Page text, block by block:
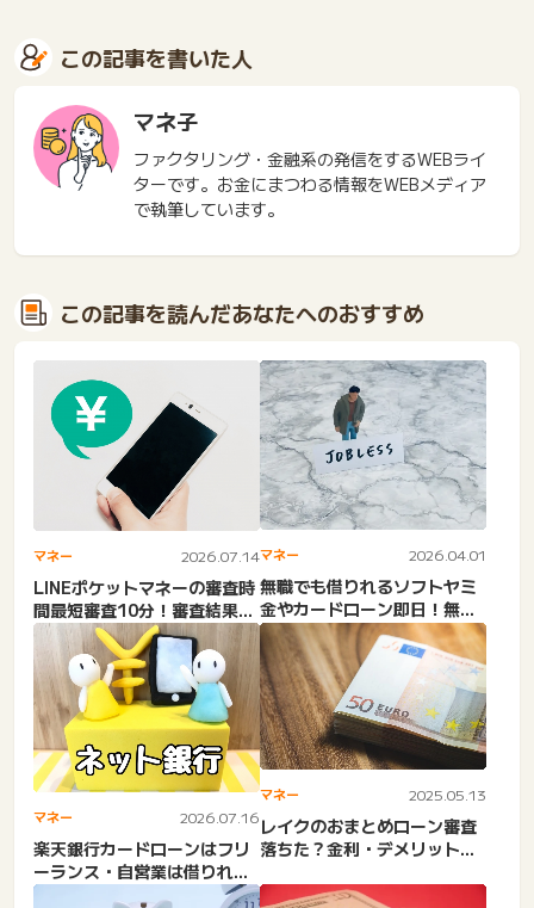
この記事を書いた人
マネ子
ファクタリング・金融系の発信をするWEBライ
ターです。お金にまつわる情報をWEBメディア
で執筆しています。
この記事を読んだあなたへのおすすめ
マネー 2026.07.14
LINEポケットマネーの審査時
間最短審査10分！審査結果来
ない理由は？土日・混...
マネー 2026.04.01
無職でも借りれるソフトヤミ
金やカードローン即日！無職
借り入れ激甘審査ファイナ
ン...
マネー 2026.07.16
楽天銀行カードローンはフリ
ーランス・自営業は借りれ
る？独立した個人事業主。審
マネー 2025.05.13
レイクのおまとめローン審査
落ちた？金利・デメリット！
借...